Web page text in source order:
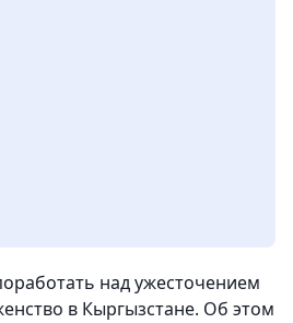
над ужесточением
в Кыргызстане. Об этом